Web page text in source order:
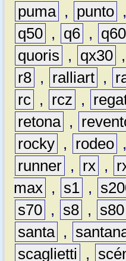
puma , punto ,
q50 , q6 , q60
quoris
, qx30 ,
r8 , ralliart ,
rc , rcz ,
retona ,
rocky , rodeo ,
runner , rx ,
max , s1 ,
s70 , s8 , s80
santa ,
scaglietti
,